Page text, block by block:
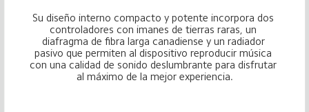
Su diseño interno compacto y potente incorpora dos
controladores con imanes de tierras raras, un
diafragma de fibra larga canadiense y un radiador
pasivo que permiten al dispositivo reproducir música
con una calidad de sonido deslumbrante para disfrutar
al máximo de la mejor experiencia.